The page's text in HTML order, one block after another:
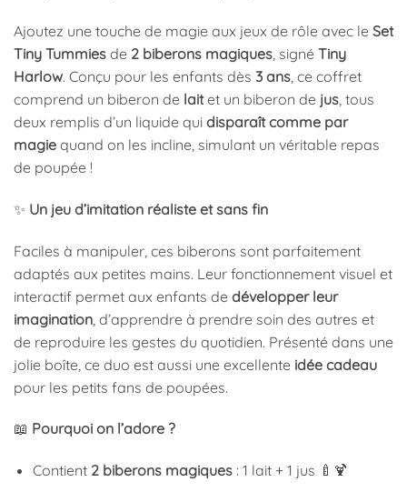
Ajoutez une touche de magie aux jeux de rôle avec le Set
Tiny Tummies de 2 biberons magiques, signé Tiny
Harlow. Conçu pour les enfants dès 3 ans, ce coffret
comprend un biberon de laitet un biberon de jus, tous
deux remplis d’un liquide qui disparaît comme par
magie quand on les incline, simulant un véritable repas
de poupée !
✨ Un jeu d’imitation réaliste et sans fin
Faciles à manipuler, ces biberons sont parfaitement
adaptés aux petites mains. Leur fonctionnement visuel et
interactif permet aux enfants de développer leur
imagination , d’apprendre à prendre soin des autres et
de reproduire les gestes du quotidien. Présenté dans une
jolie boîte, ce duo est aussi une excellente idée cadeau
pour les petits fans de poupées.
📖 Pourquoi on l’adore ?
Contient 2 biberons magiques: 1 lait + 1 jus 🍼🍹